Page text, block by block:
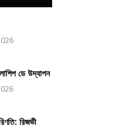
ডে উদ্‌যাপন
রিজভী